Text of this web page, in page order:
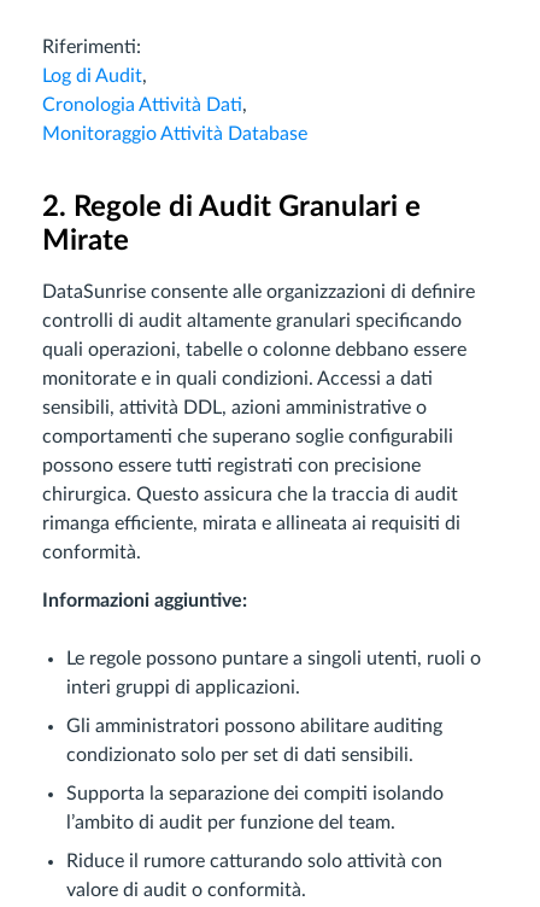
Riferimenti:
Log di Audit,
Cronologia Attività Dati,
Monitoraggio Attività Database
2. Regole di Audit Granulari e
Mirate
DataSunrise consente alle organizzazioni di definire
controlli di audit altamente granulari specificando
quali operazioni, tabelle o colonne debbano essere
monitorate e in quali condizioni. Accessi a dati
sensibili, attività DDL, azioni amministrative o
comportamenti che superano soglie configurabili
possono essere tutti registrati con precisione
chirurgica. Questo assicura che la traccia di audit
rimanga efficiente, mirata e allineata ai requisiti di
conformità.
Informazioni aggiuntive:
Le regole possono puntare a singoli utenti, ruoli o
interi gruppi di applicazioni.
Gli amministratori possono abilitare auditing
condizionato solo per set di dati sensibili.
Supporta la separazione dei compiti isolando
l’ambito di audit per funzione del team.
Riduce il rumore catturando solo attività con
valore di audit o conformità.